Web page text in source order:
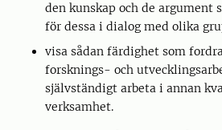
den kunskap och de argument
för dessa i dialog med olika
visa sådan färdighet som
forsknings- och
självständigt arbeta i annan
verksamhet.